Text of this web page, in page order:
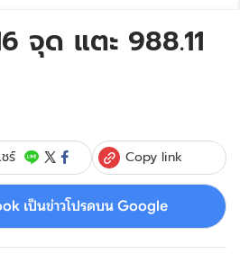
จุด แตะ 988.11
ร์ Copy link
เป็นข่าวโปรดบน Google